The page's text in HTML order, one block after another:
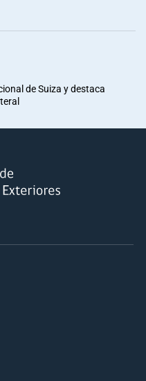
de Suiza y destaca